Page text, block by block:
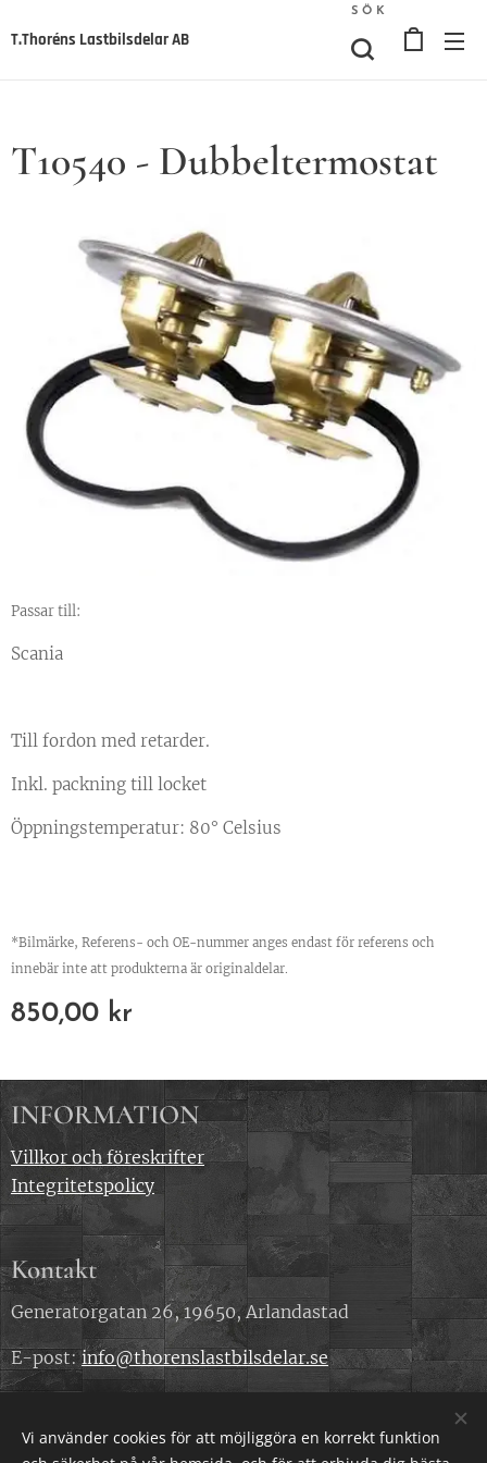
T.Thoréns Lastbilsdelar AB
SÖK
T10540 - Dubbeltermostat
Passar till:
Scania
Till fordon med retarder.
Inkl. packning till locket
Öppningstemperatur: 80° Celsius
*Bilmärke, Referens- och OE-nummer anges endast för referens och
innebär inte att produkterna är originaldelar.
850,00 kr
INFORMATION
Villkor och föreskrifter
Integritetspolicy
Kontakt
Generatorgatan 26, 19650, Arlandastad
E-post: info@thorenslastbilsdelar.se
Vi använder cookies för att möjliggöra en korrekt funktion